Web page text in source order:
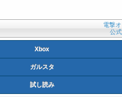
電撃
公
Xbox
ガルスタ
試し読み